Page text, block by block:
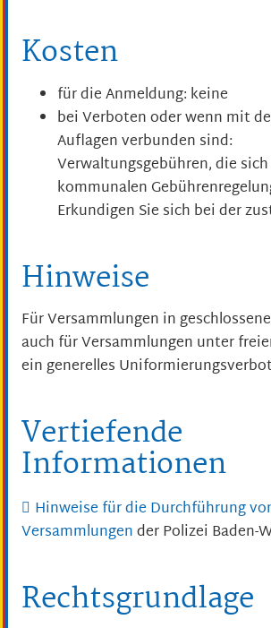
Kosten
für die Anmeldung: keine
bei Verboten oder wenn mit
Auflagen verbunden sind:
Verwaltungsgebühren, die
kommunalen
Erkundigen Sie sich bei der
Hinweise
Für Versammlungen in
auch für Versammlungen unter
ein generelles
Vertiefende
Informationen
Hinweise für die Durchführung
Versammlungender Polizei Baden-
Rechtsgrundlage